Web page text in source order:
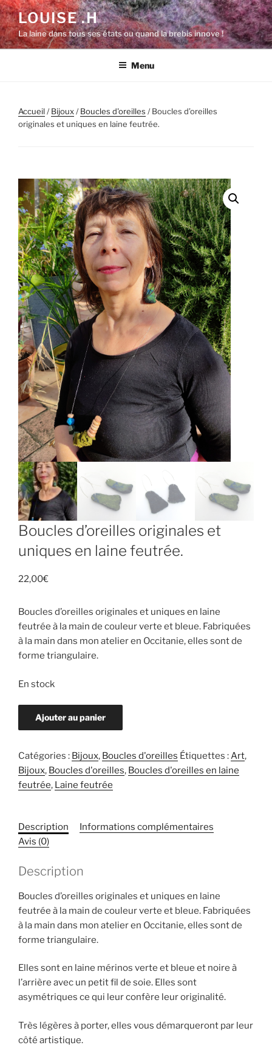
Aller
au
contenu
principal
LOUISE .H
La laine dans tous ses états ou quand la brebis innove !
Menu
Accueil/Bijoux/Boucles d'oreilles / Boucles d’oreilles
originales et uniques en laine feutrée.
Boucles d’oreilles originales et
uniques en laine feutrée.
22,00€
Boucles d’oreilles originales et uniques en laine
feutrée à la main de couleur verte et bleue. Fabriquées
à la main dans mon atelier en Occitanie, elles sont de
forme triangulaire.
En stock
quantité
d'oreilles
originales
et
laine
feutrée.
Ajouter au panier
Catégories : Bijoux, Boucles d'oreilles Étiquettes :Art,
Bijoux, Boucles d'oreilles, Boucles d'oreilles en laine
feutrée, Laine feutrée
Description
Informations complémentaires
Avis (0)
Description
Boucles d’oreilles originales et uniques en laine
feutrée à la main de couleur verte et bleue. Fabriquées
à la main dans mon atelier en Occitanie, elles sont de
forme triangulaire.
Elles sont en laine mérinos verte et bleue et noire à
l’arrière avec un petit fil de soie. Elles sont
asymétriques ce qui leur confère leur originalité.
Très légères à porter, elles vous démarqueront par leur
côté artistique.